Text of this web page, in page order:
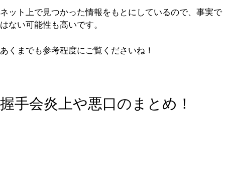
ネット上で見つかった情報をもとにしているので、事実で
はない可能性も高いです。
あくまでも参考程度にご覧くださいね！
握手会炎上や悪口のまとめ！